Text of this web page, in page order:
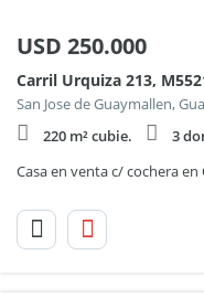
USD 250.000
Carril Urquiza 213,
San Jose de Guaymallen,
220 m² cubie.
3
Casa en venta c/ cochera